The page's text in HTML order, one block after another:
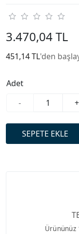
3.470,04 TL
451,14 TL'den
Adet
-
+